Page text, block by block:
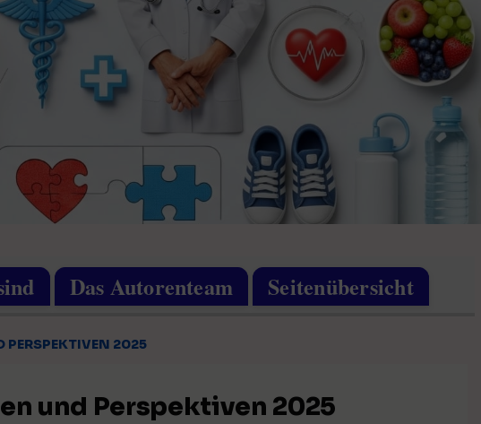
Das Autorenteam Seitenübersicht
PERSPEKTIVEN 2025
und Perspektiven 2025